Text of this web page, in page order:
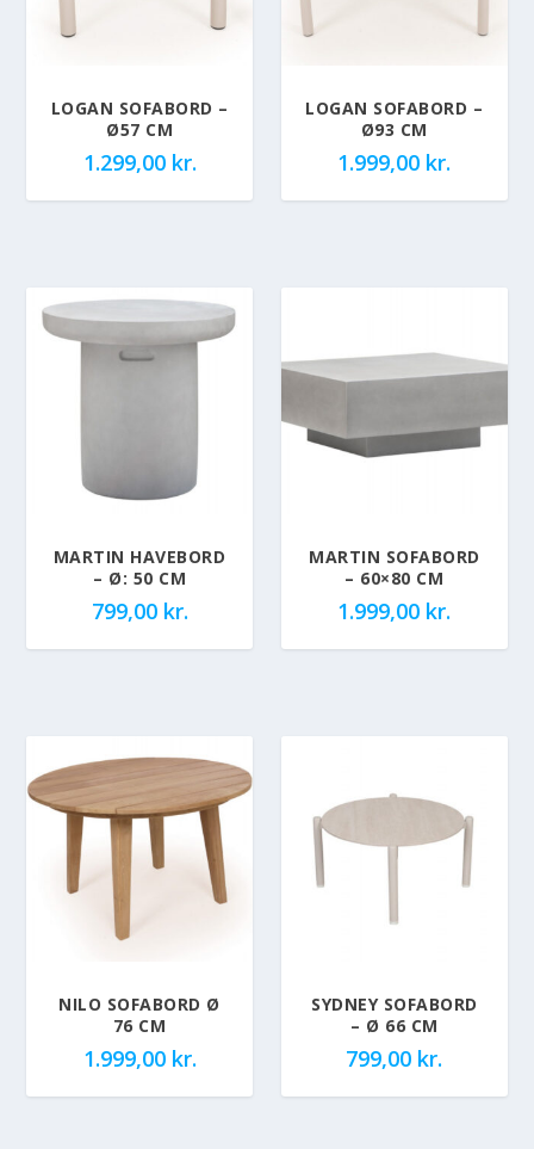
LOGAN SOFABORD –
Ø57 CM
1.299,00 kr.
LOGAN SOFABORD –
Ø93 CM
1.999,00 kr.
MARTIN HAVEBORD
– Ø: 50 CM
799,00 kr.
MARTIN SOFABORD
– 60×80 CM
1.999,00 kr.
NILO SOFABORD Ø
76 CM
1.999,00 kr.
SYDNEY SOFABORD
– Ø 66 CM
799,00 kr.